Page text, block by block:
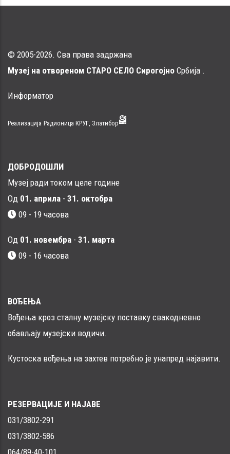
© 2005-2026. Сва права задржана
Музеј на отвореном СТАРО СЕЛО Сирогојно Србија .
Информатор
Реализација Радионица КРУГ, Златибор
ДОБРОДОШЛИ
Музеј ради током целе године
Од 01. априла - 31. октобра
09 - 19 часова
Од 01. новембра - 31. марта
09 - 16 часовa
ВОЂЕЊА
Вођења кроз сталну музејску поставку свакодневно
обављају музејски водичи.
Кустоска вођења на захтев потребно је унапред најавити.
РЕЗЕРВАЦИЈЕ И НАЈАВЕ
031/3802-291
031/3802-586
064/89-40-101